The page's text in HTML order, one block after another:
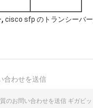
, cisco sfp のトランシーバー
合わせを送信